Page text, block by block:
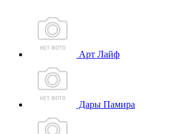
Арт Лайф
Дары Памира